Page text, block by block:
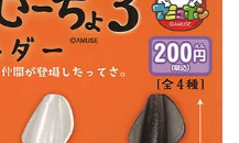
ェック